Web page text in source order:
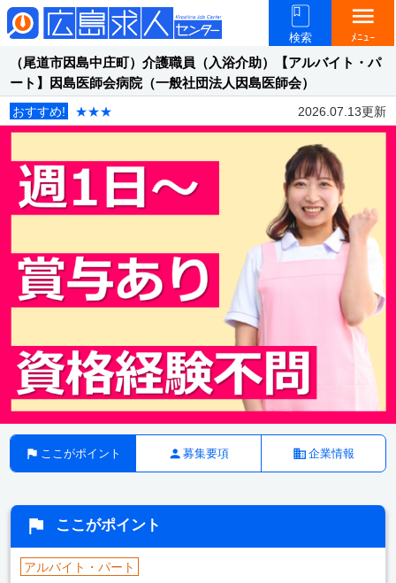
検索
menu
ﾒﾆｭｰ
（尾道市因島中庄町）介護職員（入浴介助）【アルバイト・パ
ート】因島医師会病院（一般社団法人因島医師会）
おすすめ! ★★★ 2026.07.13更新
ここがポイント 募集要項 企業情報
ここがポイント
アルバイト・パート